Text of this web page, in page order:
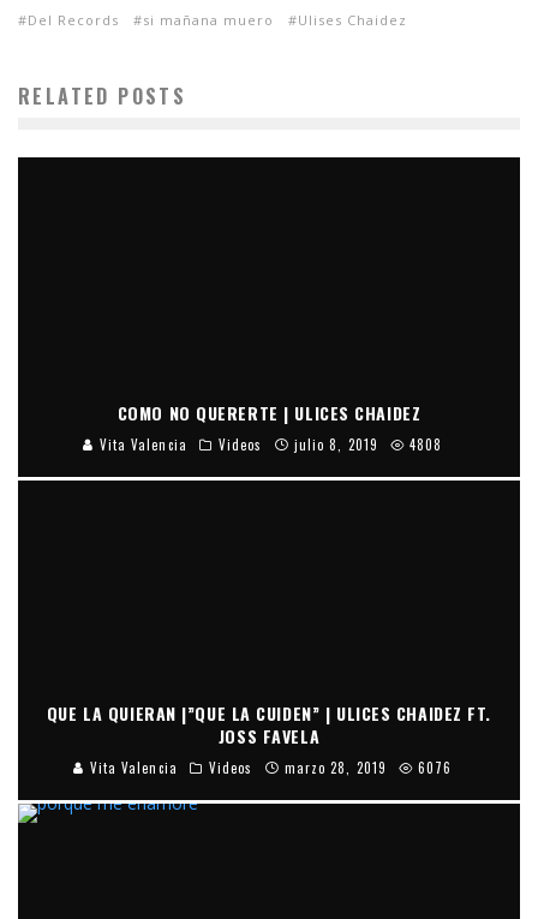
Del Records si mañana muero Ulises Chaidez
RELATED POSTS
COMO NO QUERERTE | ULICES CHAIDEZ
Vita Valencia Videos julio 8, 2019 4808
QUE LA QUIERAN |”QUE LA CUIDEN” | ULICES CHAIDEZ FT.
JOSS FAVELA
Vita Valencia Videos marzo 28, 2019 6076